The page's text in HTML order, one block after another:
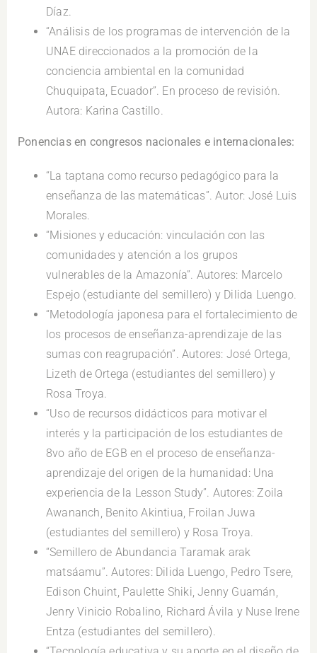
Díaz.
“Análisis de los programas de intervención de la
UNAE direccionados a la promoción de la
conciencia ambiental en la comunidad
Chuquipata, Ecuador”. En proceso de revisión.
Autora: Karina Castillo.
Ponencias en congresos nacionales e internacionales:
“La taptana como recurso pedagógico para la
enseñanza de las matemáticas”. Autor: José Luis
Morales.
“Misiones y educación: vinculación con las
comunidades y atención a los grupos
vulnerables de la Amazonía”. Autores: Marcelo
Espejo (estudiante del semillero) y Dilida Luengo.
“Metodología japonesa para el fortalecimiento de
los procesos de enseñanza-aprendizaje de las
sumas con reagrupación”. Autores: José Ortega,
Lizeth de Ortega (estudiantes del semillero) y
Rosa Troya.
“Uso de recursos didácticos para motivar el
interés y la participación de los estudiantes de
8vo año de EGB en el proceso de enseñanza-
aprendizaje del origen de la humanidad: Una
experiencia de la Lesson Study”. Autores: Zoila
Awananch, Benito Akintiua, Froilan Juwa
(estudiantes del semillero) y Rosa Troya.
“Semillero de Abundancia Taramak arak
matsáamu”. Autores: Dilida Luengo, Pedro Tsere,
Edison Chuint, Paulette Shiki, Jenny Guamán,
Jenry Vinicio Robalino, Richard Ávila y Nuse Irene
Entza (estudiantes del semillero).